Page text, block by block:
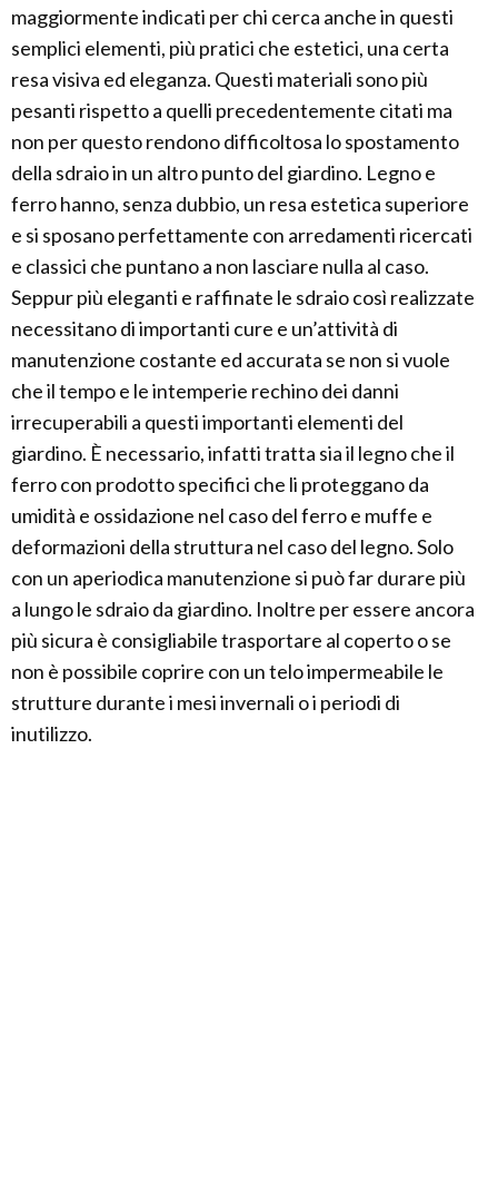
maggiormente indicati per chi cerca anche in questi
semplici elementi, più pratici che estetici, una certa
resa visiva ed eleganza. Questi materiali sono più
pesanti rispetto a quelli precedentemente citati ma
non per questo rendono difficoltosa lo spostamento
della sdraio in un altro punto del giardino. Legno e
ferro hanno, senza dubbio, un resa estetica superiore
e si sposano perfettamente con arredamenti ricercati
e classici che puntano a non lasciare nulla al caso.
Seppur più eleganti e raffinate le sdraio così realizzate
necessitano di importanti cure e un’attività di
manutenzione costante ed accurata se non si vuole
che il tempo e le intemperie rechino dei danni
irrecuperabili a questi importanti elementi del
giardino. È necessario, infatti tratta sia il legno che il
ferro con prodotto specifici che li proteggano da
umidità e ossidazione nel caso del ferro e muffe e
deformazioni della struttura nel caso del legno. Solo
con un aperiodica manutenzione si può far durare più
a lungo le sdraio da giardino. Inoltre per essere ancora
più sicura è consigliabile trasportare al coperto o se
non è possibile coprire con un telo impermeabile le
strutture durante i mesi invernali o i periodi di
inutilizzo.